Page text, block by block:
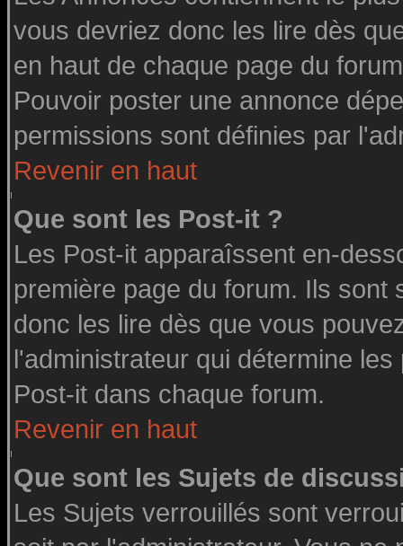
vous devriez donc les lire dès
en haut de chaque page du
Pouvoir poster une annonce
permissions sont définies par
Revenir en haut
Que sont les Post-it ?
Les Post-it apparaîssent en-
première page du forum. Ils
donc les lire dès que vous
l'administrateur qui détermine
Post-it dans chaque forum.
Revenir en haut
Que sont les Sujets de
Les Sujets verrouillés sont